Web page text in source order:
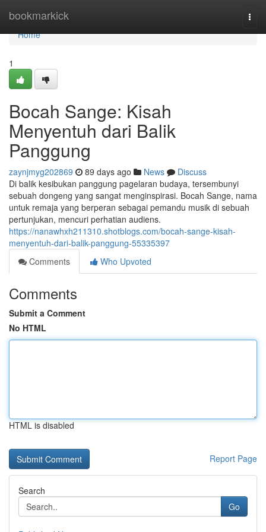
bookmarkick
Home
Home
1
Bocah Sange: Kisah
Menyentuh dari Balik
Panggung
zaynjmyg202869 89 days ago News
Discuss
Di balik kesibukan panggung pagelaran budaya, tersembunyi
sebuah dongeng yang sangat menginspirasi. Bocah Sange, nama
untuk remaja yang berperan sebagai pemandu musik di sebuah
pertunjukan, mencuri perhatian audiens.
https://nanawhxh211310.shotblogs.com/bocah-sange-kisah-
menyentuh-dari-balik-panggung-55335397
Comments
Who Upvoted
Comments
Submit a Comment
No HTML
HTML is disabled
Report Page
Search
Go